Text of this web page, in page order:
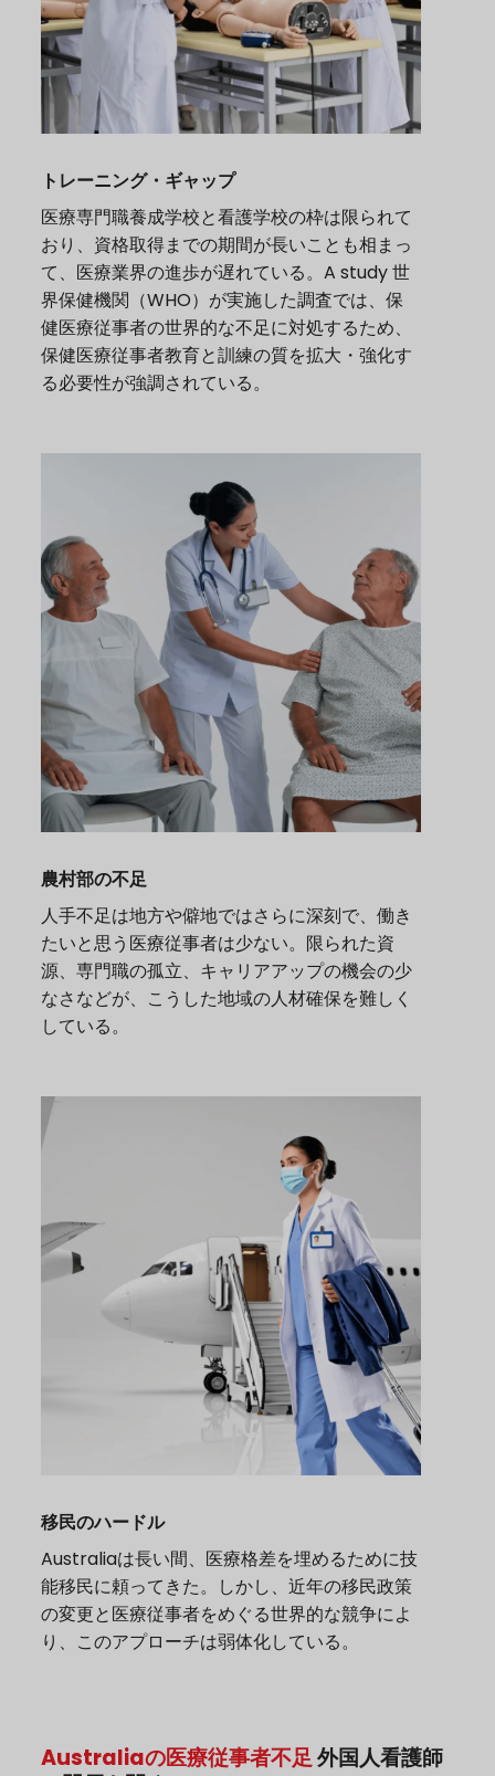
トレーニング・ギャップ
医療専門職養成学校と看護学校の枠は限られて
おり、資格取得までの期間が長いことも相まっ
て、医療業界の進歩が遅れている。Astudy世
界保健機関（WHO）が実施した調査では、保
健医療従事者の世界的な不足に対処するため、
保健医療従事者教育と訓練の質を拡大・強化す
る必要性が強調されている。
農村部の不足
人手不足は地方や僻地ではさらに深刻で、働き
たいと思う医療従事者は少ない。限られた資
源、専門職の孤立、キャリアアップの機会の少
なさなどが、こうした地域の人材確保を難しく
している。
移民のハードル
Australiaは長い間、医療格差を埋めるために技
能移民に頼ってきた。しかし、近年の移民政策
の変更と医療従事者をめぐる世界的な競争によ
り、このアプローチは弱体化している。
Australiaの医療従事者不足外国人看護師